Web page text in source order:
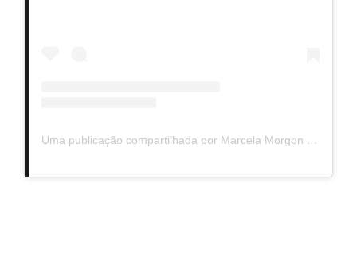
Uma publicação compartilhada por Marcela Morgon (@marcelamorgon)